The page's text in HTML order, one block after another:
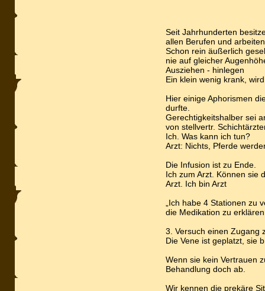
Seit Jahrhunderten
allen Berufen und
Schon rein äußerlich
nie auf gleicher
Ausziehen - hinlegen
Ein klein wenig krank,
Hier einige Aphorismen
durfte.
Gerechtigkeitshalber sei
von stellvertr.
Ich. Was kann ich tun?
Arzt: Nichts, Pferde
Die Infusion ist zu Ende.
Ich zum Arzt. Können sie
Arzt. Ich bin Arzt
„Ich habe 4 Stationen zu
die Medikation zu
3. Versuch einen Zugang
Die Vene ist geplatzt, sie
Wenn sie kein Vertrauen
Behandlung doch ab.
Wir kennen die prekäre